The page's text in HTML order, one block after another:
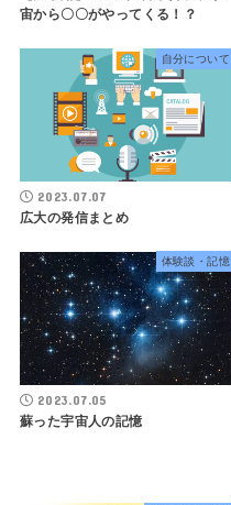
宙から〇〇がやってくる！？
自分について
2023.07.07
広大の発信まとめ
体験談・記憶
2023.07.05
蘇った宇宙人の記憶